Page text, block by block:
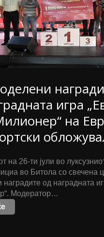
игра
на
на 26-ти јули во
во Битола со свечена
наградите од наградната
Модератор…